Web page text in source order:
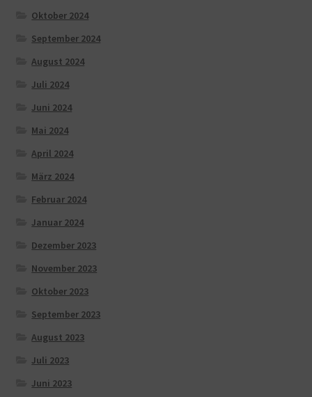
Oktober 2024
September 2024
August 2024
Juli 2024
Juni 2024
Mai 2024
April 2024
März 2024
Februar 2024
Januar 2024
Dezember 2023
November 2023
Oktober 2023
September 2023
August 2023
Juli 2023
Juni 2023